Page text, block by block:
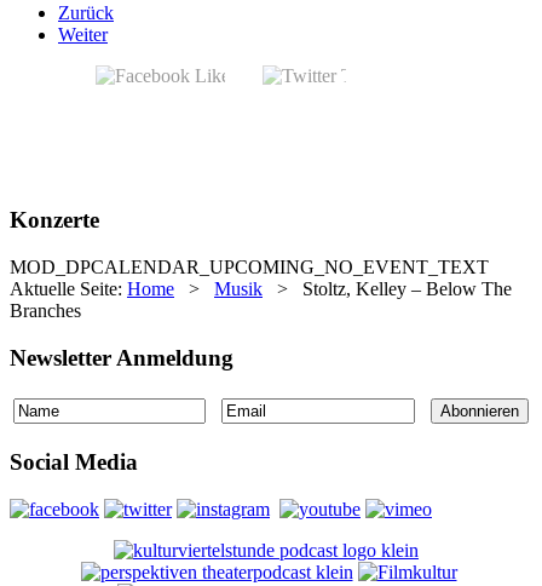
Zurück
Weiter
Konzerte
MOD_DPCALENDAR_UPCOMING_NO_EVENT_TEXT
Aktuelle Seite: Home > Musik > Stoltz, Kelley – Below The
Branches
Newsletter Anmeldung
Social Media